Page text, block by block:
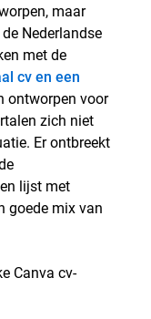
maar
Nederlandse
met de
cv en een
ontworpen voor
zich niet
Er ontbreekt
lijst met
goede mix van
Canva cv-